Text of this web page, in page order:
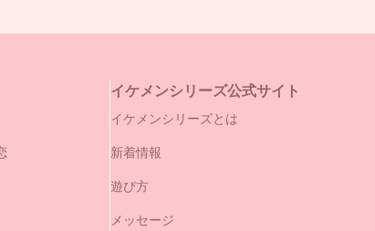
イケメンシリーズ公式サイト
イケメンシリーズとは
新着情報
遊び方
メッセージ